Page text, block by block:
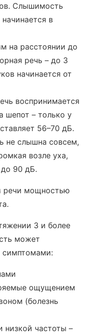
Слышимость
в
на расстоянии до
речь – до 3
начинается от
воспринимается
шепот – только у
56–70 дБ.
не слышна совсем,
возле уха,
до 90 дБ.
речи мощностью
3 и более
может
ощущением
(болезнь
частоты –